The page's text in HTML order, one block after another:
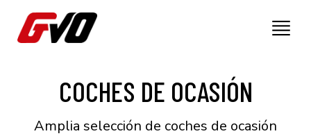
COCHES DE OCASIÓN
Amplia selección de coches de ocasión